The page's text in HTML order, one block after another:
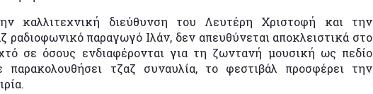
καλλιτεχνική διεύθυνση του Λευτέρη Χριστοφή και την
ραδιοφωνικό παραγωγό Ιλάν, δεν απευθύνεται αποκλειστικά στο
σε όσους ενδιαφέρονται για τη ζωντανή μουσική ως πεδίο
τζαζ συναυλία, το φεστιβάλ προσφέρει την